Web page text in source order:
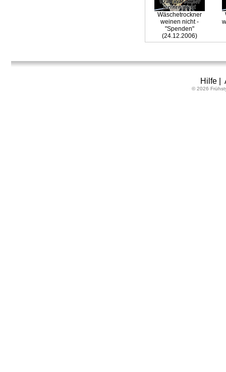
Wäschetrockner
weinen nicht -
"Spenden"
(24.12.2006)
Hilfe|
© 2026